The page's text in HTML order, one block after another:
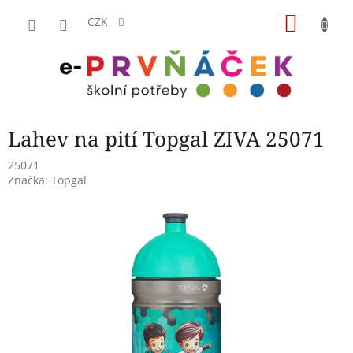
CZK
Lahev na pití Topgal ZIVA 25071
25071
Značka: Topgal